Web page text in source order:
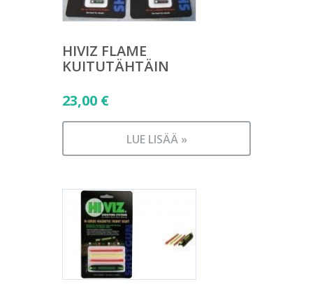
HIVIZ FLAME
KUITUTÄHTÄIN
23,00 €
LUE LISÄÄ »